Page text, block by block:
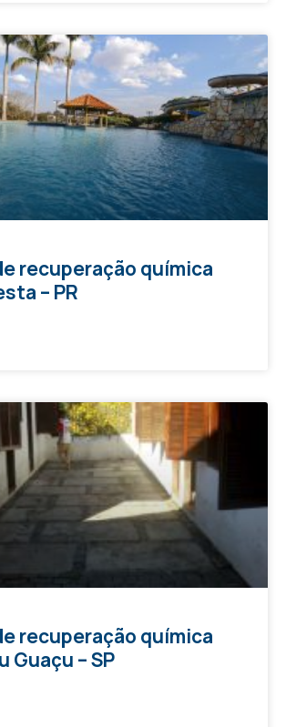
recuperação química
– PR
recuperação química
Guaçu – SP